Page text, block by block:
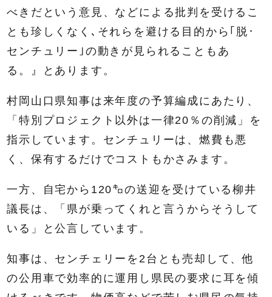
べきだという意見、などによる批判を受けるこ
とも珍しくなく､それらを避ける目的から｢脱･
センチュリー｣の動きが見られることもあ
る。』とあります。
村岡山口県知事は来年度の予算編成にあたり、
「特別プロジェクト以外は一律20％の削減」を
指示しています。センチュリーは、燃費も悪
く、保有するだけでコストもかさみます。
一方、自宅から120㌔の送迎を受けている柳井
議長は、「県が乗ってくれと言うからそうして
いる」と公言しています。
知事は、センチェリーを2台とも売却して、他
の公用車で効率的に運用し県民の要求に耳を傾